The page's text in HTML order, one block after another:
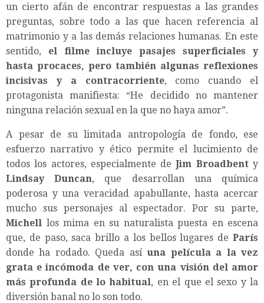
un cierto afán de encontrar respuestas a las grandes
preguntas, sobre todo a las que hacen referencia al
matrimonio y a las demás relaciones humanas. En este
sentido, el filme incluye pasajes superficiales y
hasta procaces, pero también algunas reflexiones
incisivas y a contracorriente, como cuando el
protagonista manifiesta: “He decidido no mantener
ninguna relación sexual en la que no haya amor”.
A pesar de su limitada antropología de fondo, ese
esfuerzo narrativo y ético permite el lucimiento de
todos los actores, especialmente deJim Broadbenty
Lindsay Duncan, que desarrollan una química
poderosa y una veracidad apabullante, hasta acercar
mucho sus personajes al espectador. Por su parte,
Michell los mima en su naturalista puesta en escena
que, de paso, saca brillo a los bellos lugares de París
donde ha rodado. Queda así una película a la vez
grata e incómoda de ver, con una visión del amor
más profunda de lo habitual, en el que el sexo y la
diversión banal no lo son todo.